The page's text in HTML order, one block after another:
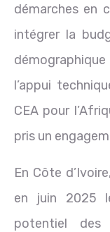
démarches en
intégrer la
l’appui
CEA pour
pris un
En Côte
en juin 2025
potentiel